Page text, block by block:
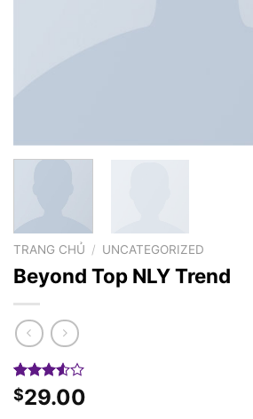
TRANG CHỦ / UNCATEGORIZED
Beyond Top NLY Trend
3.50
trên 5
4
$29.00